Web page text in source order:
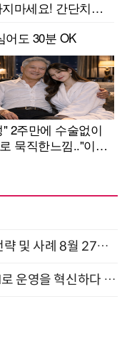
성과를 만드는 AI 에이전트 운영 전략 및 사례 8월 27일 개최
[올쇼TV] AI 인프라를 관측하고, AI로 운영을 혁신하다 (8월 11일 생방송)